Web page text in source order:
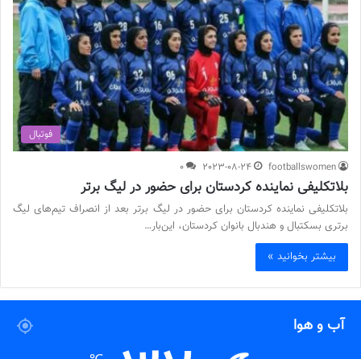
فوتبال
footballswomen
2023-08-24
0
بلاتکلیفی نماینده کردستان برای حضور در لیگ برتر
بلاتکلیفی نماینده کردستان برای حضور در لیگ برتر بعد از انصراف تیم‌های لیگ
برتری بسکتبال و هندبال بانوان کردستان، این‌بار…
بیشتر بخوانید »
آب و هوا